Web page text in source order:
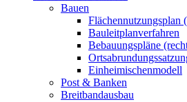
Bauen
Flächennutzungsplan
Bauleitplanverfahren
Bebauungspläne
Einheimischenmodell
Post & Banken
Breitbandausbau